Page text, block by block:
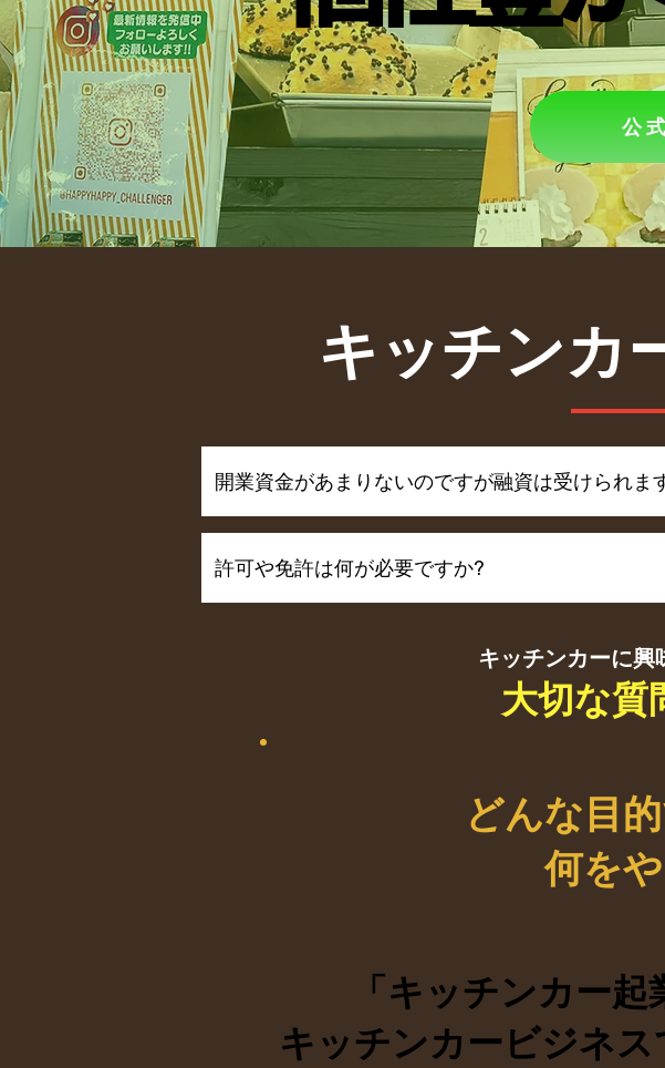
公
キッチンカ
開業資金があまりないのですが融資は受けられま
​許可や免許は何が必要ですか?
キッチンカーに興
大切な質
どんな目
何を
「キッチンカー
キッチンカービジネス